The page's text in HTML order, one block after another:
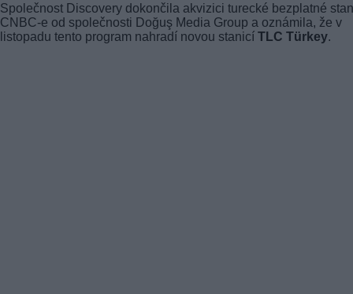
Společnost Discovery dokončila akvizici turecké bezplatné
CNBC-e od společnosti Doğuş Media Group a oznámila, že v
listopadu tento program nahradí novou stanicí TLC Türkey.